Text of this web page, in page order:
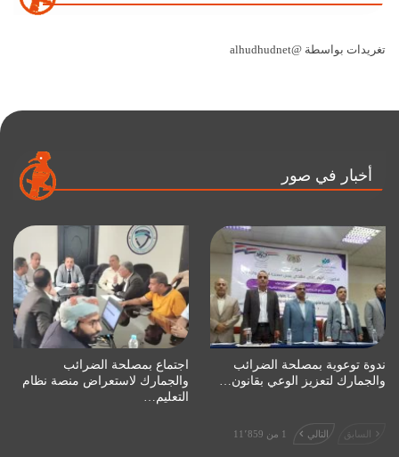
تغريدات بواسطة @alhudhudnet
أخبار في صور
ندوة توعوية بمصلحة الضرائب
والجمارك لتعزيز الوعي بقانون…
اجتماع بمصلحة الضرائب
والجمارك لاستعراض منصة نظام
التعليم…
السابق التالي 1 من 11٬859